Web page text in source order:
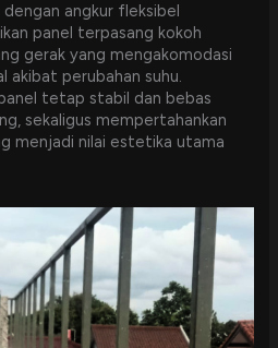
angkur fleksibel
panel terpasang kokoh
gerak yang mengakomodasi
akibat perubahan suhu.
tetap stabil dan bebas
sekaligus mempertahankan
menjadi nilai estetika utama